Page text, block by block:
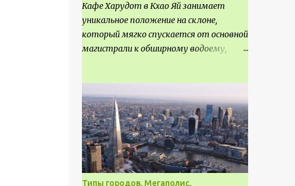
Кафе Харудот в Кхао Яй занимает
уникальное положение на склоне,
который мягко спускается от основной
магистрали к обширному водоему,
месте не только потенциал для
создания проекта кафе, но и
возможность обустроить
общедоступную смотровую площадку,
куда прохожие могли бы свободно
попасть, не заходя в само заведение.
Типы городов. Мегаполис,